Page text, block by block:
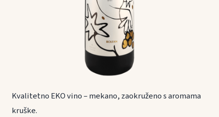
Kvalitetno EKO vino – mekano, zaokruženo s aromama
kruške.